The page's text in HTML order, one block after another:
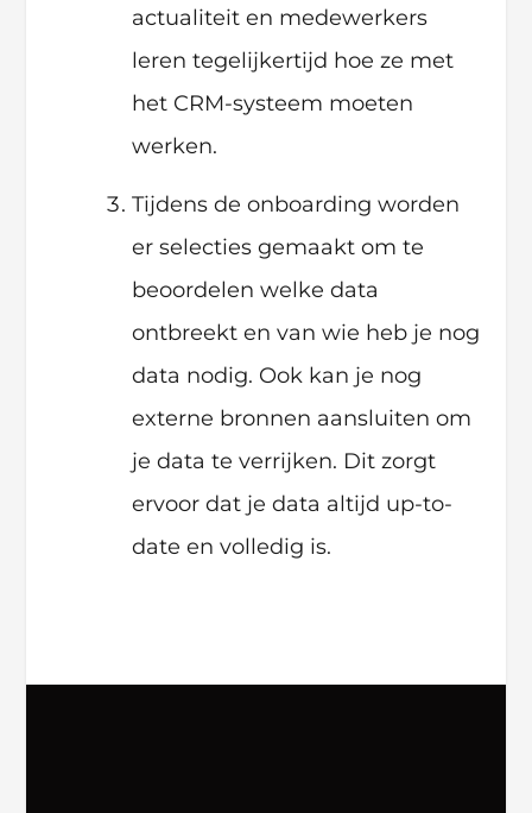
actualiteit en medewerkers
leren tegelijkertijd hoe ze met
het CRM-systeem moeten
werken.
Tijdens de onboarding worden
er selecties gemaakt om te
beoordelen welke data
ontbreekt en van wie heb je nog
data nodig. Ook kan je nog
externe bronnen aansluiten om
je data te verrijken. Dit zorgt
ervoor dat je data altijd up-to-
date en volledig is.